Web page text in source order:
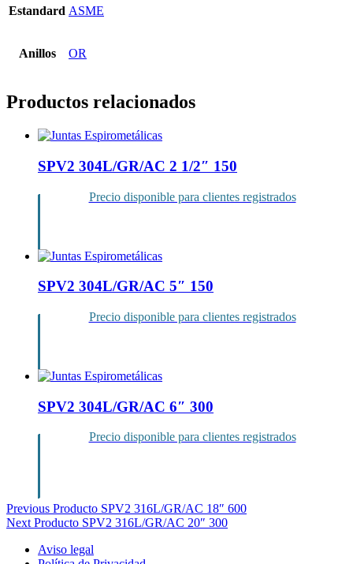
Estandard ASME
Anillos OR
Productos relacionados
SPV2 304L/GR/AC 2 1/2″ 150
Precio disponible para clientes registrados
SPV2 304L/GR/AC 5″ 150
Precio disponible para clientes registrados
SPV2 304L/GR/AC 6″ 300
Precio disponible para clientes registrados
Navegación
de
entradas
Previous Producto SPV2 316L/GR/AC 18″ 600
Next Producto SPV2 316L/GR/AC 20″ 300
Aviso legal